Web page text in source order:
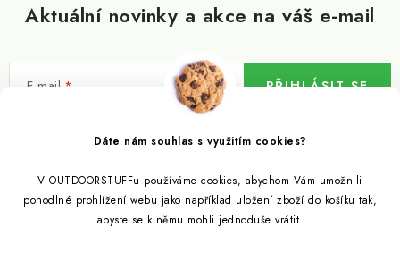
Dáte nám souhlas s využitím cookies?
V OUTDOORSTUFFu používáme cookies, abychom Vám umožnili
pohodlné prohlížení webu jako například uložení zboží do košíku tak,
abyste se k němu mohli jednoduše vrátit.
Aktuální novinky a akce na váš e-mail
E-mail
Vložením e-mailu souhlasíte spodmínkami ochrany osobních údajů
PŘIHLÁSIT SE
Informace pro vás